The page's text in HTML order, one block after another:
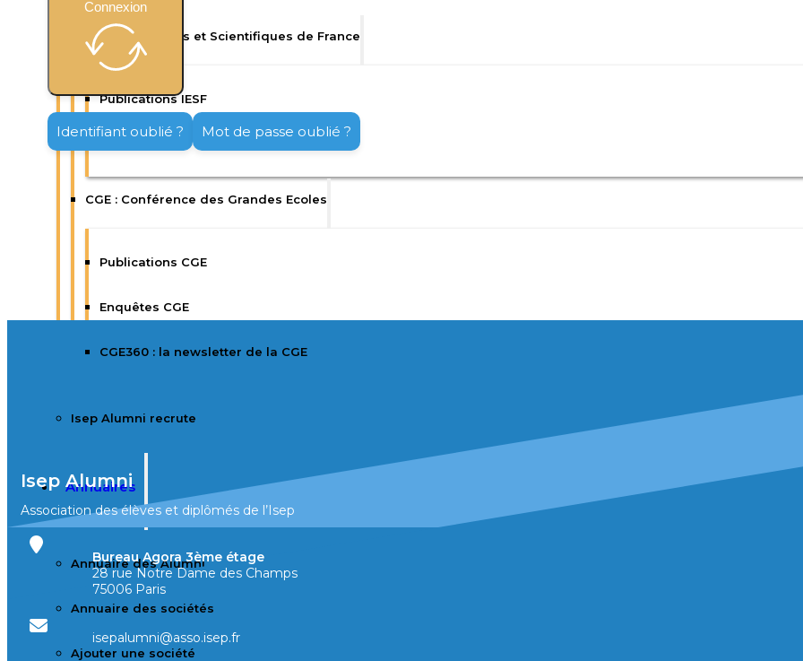
IESF : Ingénieurs et Scientifiques de France
Publications IESF
CGE : Conférence des Grandes Ecoles
Publications CGE
Enquêtes CGE
CGE360 : la newsletter de la CGE
Isep Alumni recrute
Annuaires
Annuaire des Alumni
Annuaire des sociétés
Ajouter une société
Connexion
Identifiant oublié ? Mot de passe oublié ?
Isep Alumni
Association des élèves et diplômés de l’Isep
Bureau Agora 3ème étage
28 rue Notre Dame des Champs
75006 Paris
isepalumni@asso.isep.fr